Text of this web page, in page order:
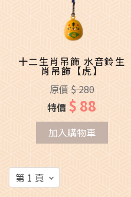
十二生肖吊飾 水音鈴生
肖吊飾【虎】
原價$ 280
特價 $ 88
加入購物車